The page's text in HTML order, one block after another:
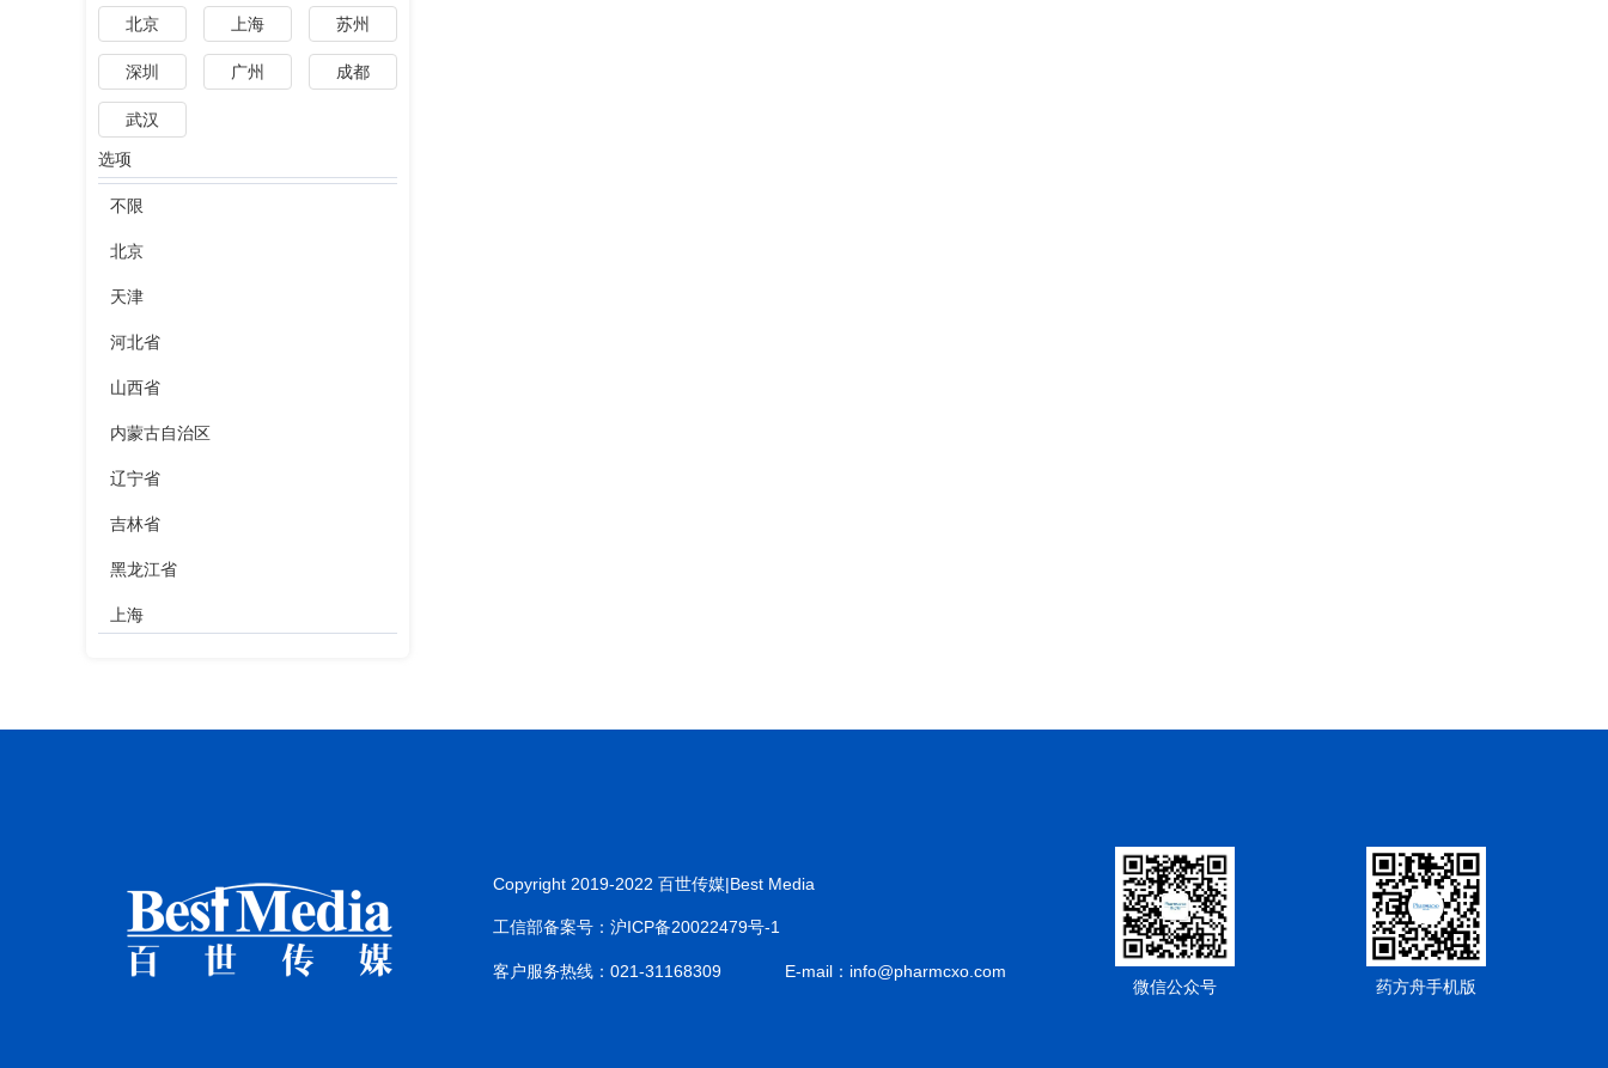
北京 上海 苏州
深圳 广州 成都
武汉
选项
不限
北京
天津
河北省
山西省
内蒙古自治区
辽宁省
吉林省
黑龙江省
上海
山东省
河南省
湖北省
Copyright 2019-2022 百世传媒|Best Media
工信部备案号：沪ICP备20022479号-1
客户服务热线：021-31168309
E-mail：info@pharmcxo.com
微信公众号
药方舟手机版